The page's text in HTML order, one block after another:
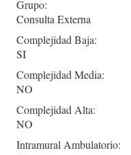
Grupo:
Consulta Externa
Complejidad Baja:
SI
Complejidad Media:
NO
Complejidad Alta:
NO
Intramural Ambulatorio: